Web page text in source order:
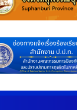
กสภาและนายก
สี่ยงของ อบจ.สุพร